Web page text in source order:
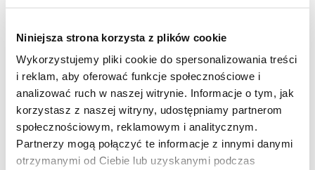
Niniejsza strona korzysta z plików cookie
Wykorzystujemy pliki cookie do spersonalizowania treści
i reklam, aby oferować funkcje społecznościowe i
analizować ruch w naszej witrynie. Informacje o tym, jak
korzystasz z naszej witryny, udostępniamy partnerom
społecznościowym, reklamowym i analitycznym.
Partnerzy mogą połączyć te informacje z innymi danymi
otrzymanymi od Ciebie lub uzyskanymi podczas
- +